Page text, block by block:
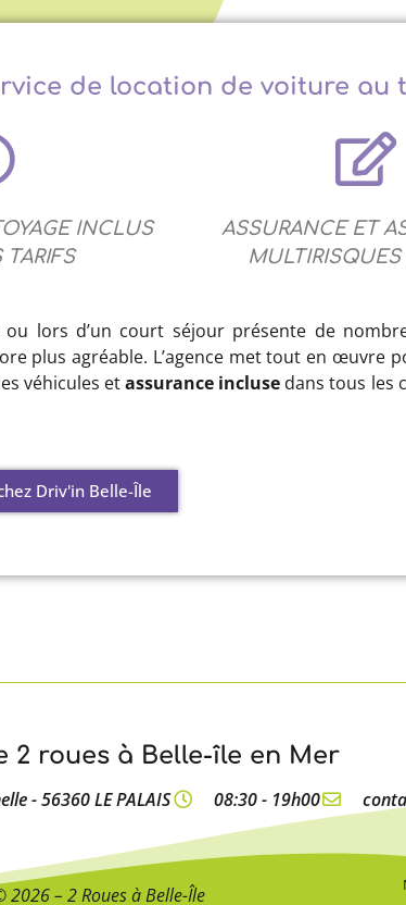
de location de voiture au
INCLUS
TARIFS
ASSURANCE ET
lors d’un court séjour présente de
plus agréable. L’agence met tout en œuvre
véhicules etassurance incluse dans tous les
Driv'in Belle-Île
2 roues à Belle-île en Mer
- 56360 LE PALAIS 08:30 - 19h00
2026 – 2 Roues à Belle-Île